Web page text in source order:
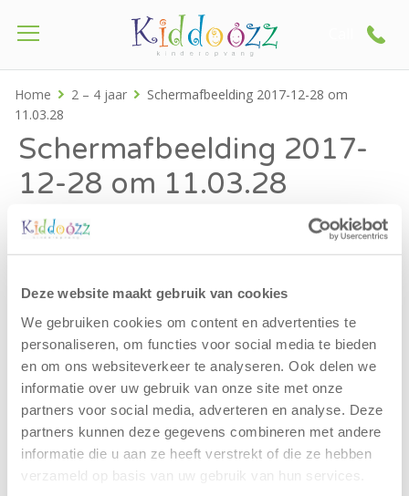
Deze website maakt gebruik van cookies
We gebruiken cookies om content en advertenties te
personaliseren, om functies voor social media te bieden
en om ons websiteverkeer te analyseren. Ook delen we
informatie over uw gebruik van onze site met onze
partners voor social media, adverteren en analyse. Deze
partners kunnen deze gegevens combineren met andere
informatie die u aan ze heeft verstrekt of die ze hebben
verzameld op basis van uw gebruik van hun services.
Home 2 – 4 jaar
Schermafbeelding 2017-12-28 om
11.03.28
Schermafbeelding 2017-
12-28 om 11.03.28